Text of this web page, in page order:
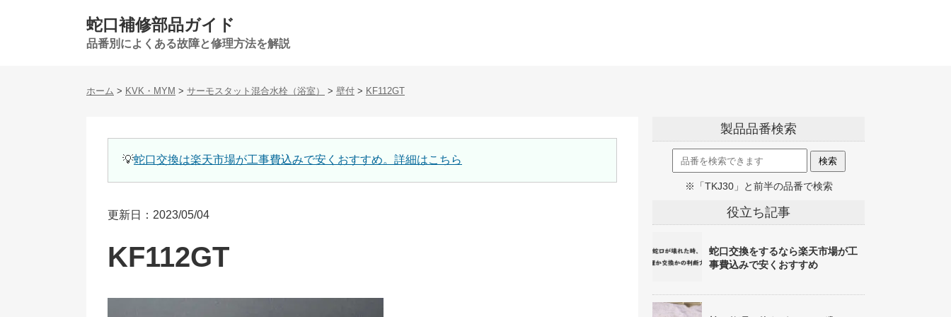
蛇口補修部品ガイド
品番別によくある故障と修理方法を解説
ホーム > KVK・MYM > サーモスタット混合水栓（浴室） > 壁付 > KF112GT
💡蛇口交換は楽天市場が工事費込みで安くおすすめ。詳細はこちら
更新日：2023/05/04
KF112GT
製品品番検索
※「TKJ30」と前半の品番で検索
役立ち記事
蛇口交換をするなら楽天市場が工
事費込みで安くおすすめ